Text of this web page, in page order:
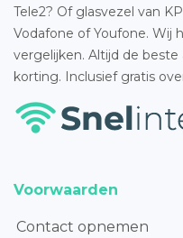
Tele2? Of glasvezel van
Vodafone of Youfone. Wij
vergelijken. Altijd de
korting. Inclusief gratis
Voorwaarden
Contact opnemen